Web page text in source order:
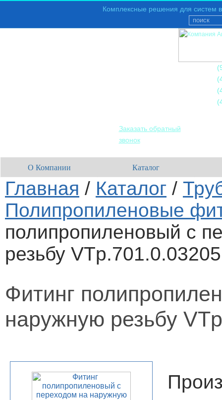
Комплексные решения для систем
Заказать обратный
звонок
О Компании Каталог
Главная / Каталог /
Полипропиленовые
полипропиленовый с
резьбу VTp.701.0.03205
Фитинг
наружную резьбу